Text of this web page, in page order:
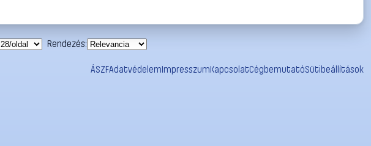
Rendezés:
ÁSZFAdatvédelemImpresszumKapcsolatCégbemutatóSütibeállítások